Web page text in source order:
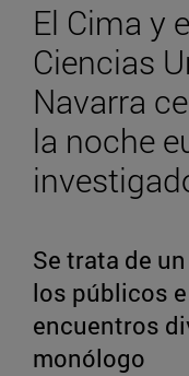
El Cima y
Ciencias
Navarra
la noche
Se trata de
los públicos
encuentros
monólogo